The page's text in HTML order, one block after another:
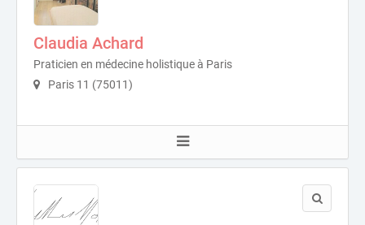
Claudia Achard
Praticien en médecine holistique à Paris
Paris 11 (75011)